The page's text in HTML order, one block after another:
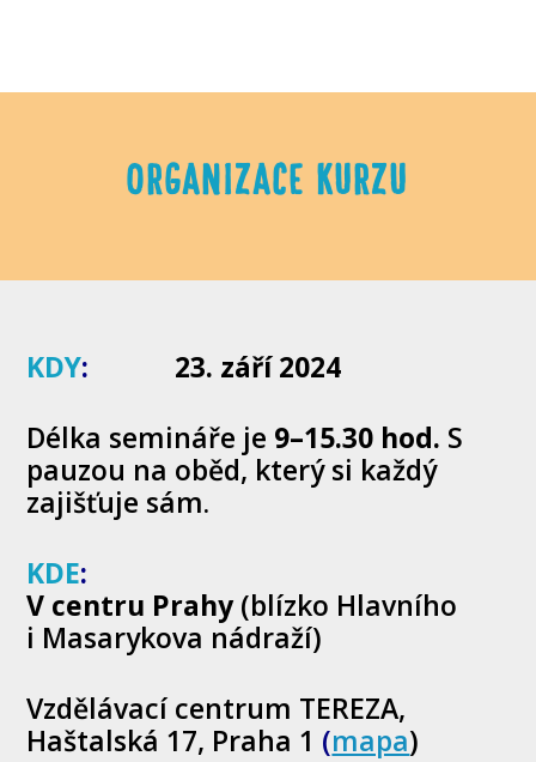
ORGANIZACE KURZU
KDY:
23. září 2024
Délka semináře je 9–15.30 hod. S
pauzou na oběd, který si každý
zajišťuje sám.
KDE:
V centru Prahy(blízko Hlavního
i Masarykova nádraží)
Vzdělávací centrum TEREZA,
Haštalská 17, Praha 1 (mapa)